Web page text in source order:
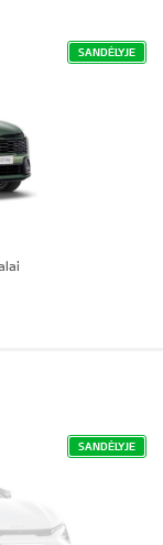
SANDĖLYJE
SANDĖLYJE